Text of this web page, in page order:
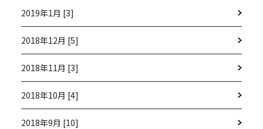
2019年1月 [3]
2018年12月 [5]
2018年11月 [3]
2018年10月 [4]
2018年9月 [10]